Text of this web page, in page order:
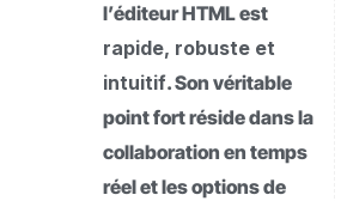
l’éditeur HTML est
rapide, robuste et
intuitif. Son véritable
point fort réside dans la
collaboration en temps
réel et les options de